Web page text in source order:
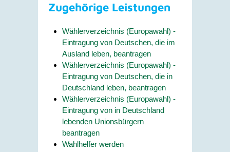
Zugehörige Leistungen
Wählerverzeichnis (Europawahl) -
Eintragung von Deutschen, die im
Ausland leben, beantragen
Wählerverzeichnis (Europawahl) -
Eintragung von Deutschen, die in
Deutschland leben, beantragen
Wählerverzeichnis (Europawahl) -
Eintragung von in Deutschland
lebenden Unionsbürgern
beantragen
Wahlhelfer werden